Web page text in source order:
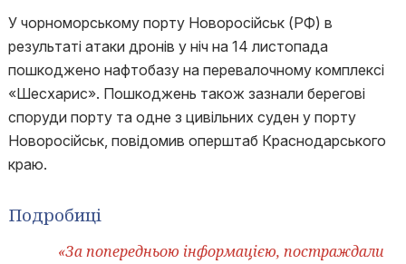
У чорноморському порту Новоросійськ (РФ) в
результаті атаки дронів у ніч на 14 листопада
пошкоджено нафтобазу на перевалочному комплексі
«Шесхарис». Пошкоджень також зазнали берегові
споруди порту та одне з цивільних суден у порту
Новоросійськ, повідомив оперштаб Краснодарського
краю.
Подробиці
«За попередньою інформацією, постраждали